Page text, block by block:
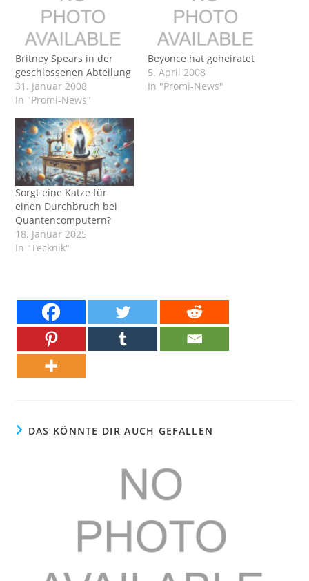
Britney Spears in der
geschlossenen Abteilung
31. Januar 2008
In "Promi-News"
Beyonce hat geheiratet
5. April 2008
In "Promi-News"
Sorgt eine Katze für
einen Durchbruch bei
Quantencomputern?
18. Januar 2025
In "Tecknik"
DAS KÖNNTE DIR AUCH GEFALLEN